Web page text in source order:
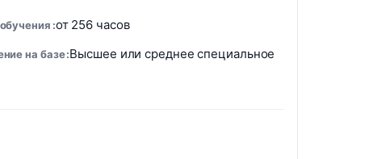
от 256 часов
на базе Высшее или среднее специальное